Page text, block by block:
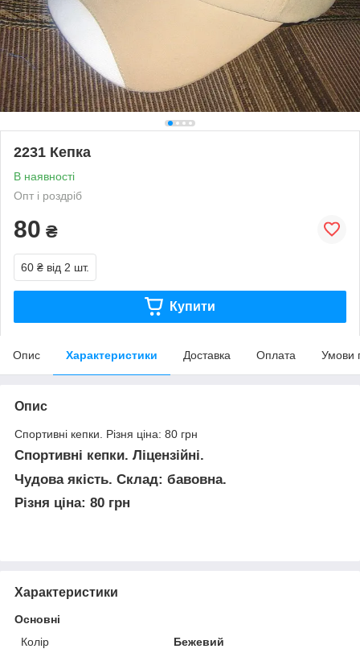
2231 Кепка
В наявності
Опт і роздріб
80 ₴
60 ₴ від 2 шт.
Купити
Опис Характеристики Доставка Оплата Умови
Опис
Спортивні кепки. Різня ціна: 80 грн
Спортивні кепки. Ліцензійні.
Чудова якість. Склад: бавовна.
Різня ціна: 80 грн
Характеристики
Основні
Колір
Бежевий